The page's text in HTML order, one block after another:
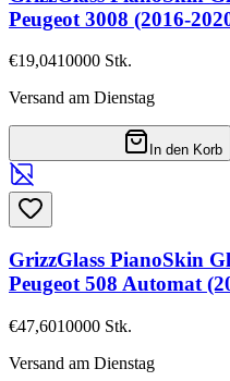
Peugeot 3008 (2016-
€19,0410000 Stk.
Versand am Dienstag
In den Korb
GrizzGlass PianoSkin
Peugeot 508 Automat
€47,6010000 Stk.
Versand am Dienstag